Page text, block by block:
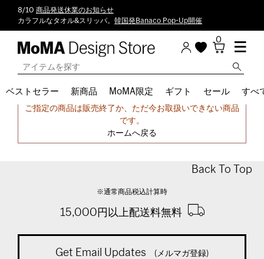
8/10 商品発送休業のお知らせ
カラフルなタオル&スリッパ。 韓国発Banaco Pop-Up開催
0
ベストセラー 新商品 MoMA限定 ギフト セール すべ
申し訳ございません。
ご指定の商品は販売終了か、ただ今お取扱いできない商品
です。
ホームへ戻る
Back To Top
※通常商品税込計算時
15,000円以上配送料無料
Get Email Updates (メルマガ登録)